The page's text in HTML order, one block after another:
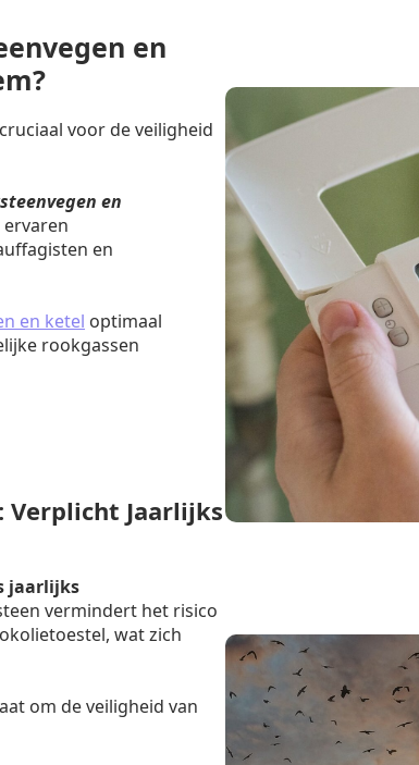
en
voor de veiligheid
en
en
en ketel optimaal
rookgassen
Verplicht Jaarlijks
jaarlijks
vermindert het risico
wat zich
om de veiligheid van